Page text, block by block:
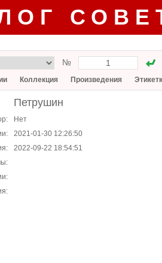
№
Коллекция Произведения
Петрушин
Нет
2021-01-30 12:26:50
2022-09-22 18:54:51